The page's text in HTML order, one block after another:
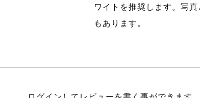
ワイトを推奨します。写
もあります。